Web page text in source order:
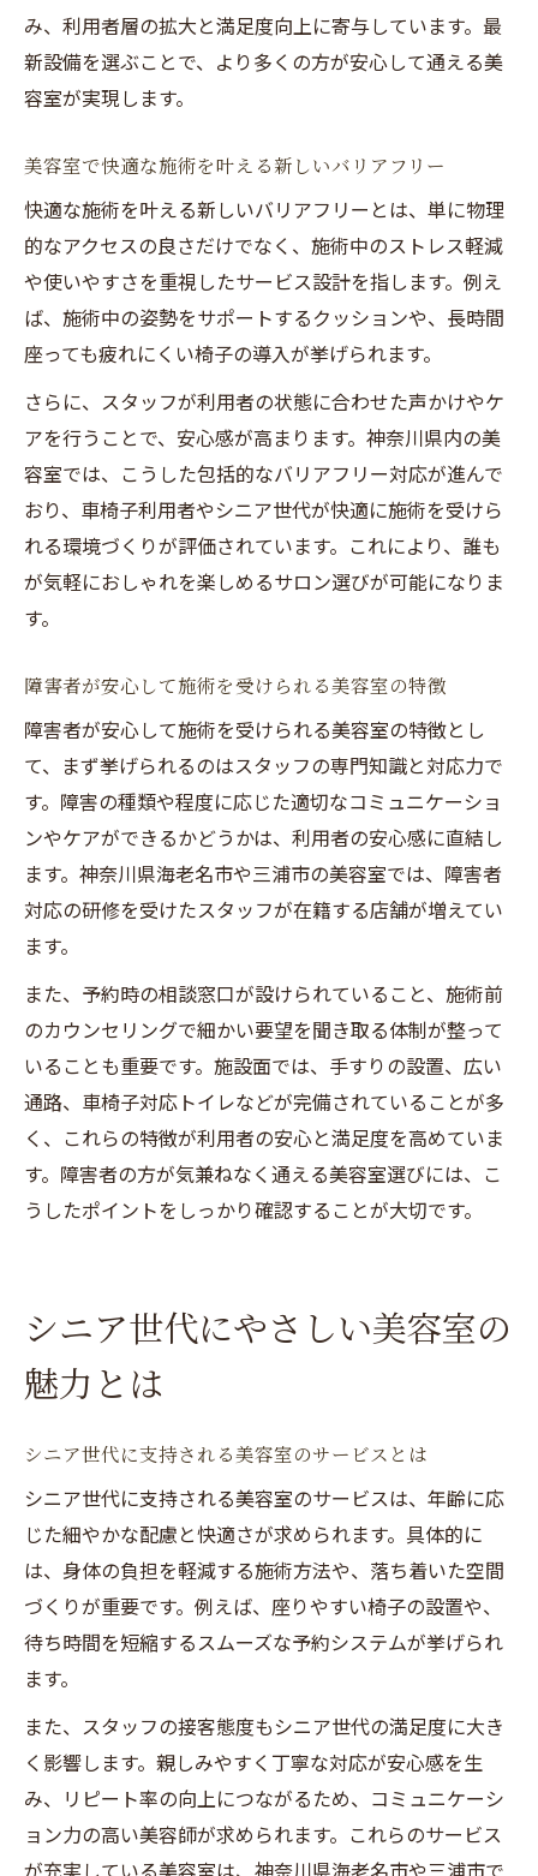
み、利用者層の拡大と満足度向上に寄与しています。最
新設備を選ぶことで、より多くの方が安心して通える美
容室が実現します。
美容室で快適な施術を叶える新しいバリアフリー
快適な施術を叶える新しいバリアフリーとは、単に物理
的なアクセスの良さだけでなく、施術中のストレス軽減
や使いやすさを重視したサービス設計を指します。例え
ば、施術中の姿勢をサポートするクッションや、長時間
座っても疲れにくい椅子の導入が挙げられます。
さらに、スタッフが利用者の状態に合わせた声かけやケ
アを行うことで、安心感が高まります。神奈川県内の美
容室では、こうした包括的なバリアフリー対応が進んで
おり、車椅子利用者やシニア世代が快適に施術を受けら
れる環境づくりが評価されています。これにより、誰も
が気軽におしゃれを楽しめるサロン選びが可能になりま
す。
障害者が安心して施術を受けられる美容室の特徴
障害者が安心して施術を受けられる美容室の特徴とし
て、まず挙げられるのはスタッフの専門知識と対応力で
す。障害の種類や程度に応じた適切なコミュニケーショ
ンやケアができるかどうかは、利用者の安心感に直結し
ます。神奈川県海老名市や三浦市の美容室では、障害者
対応の研修を受けたスタッフが在籍する店舗が増えてい
ます。
また、予約時の相談窓口が設けられていること、施術前
のカウンセリングで細かい要望を聞き取る体制が整って
いることも重要です。施設面では、手すりの設置、広い
通路、車椅子対応トイレなどが完備されていることが多
く、これらの特徴が利用者の安心と満足度を高めていま
す。障害者の方が気兼ねなく通える美容室選びには、こ
うしたポイントをしっかり確認することが大切です。
シニア世代にやさしい美容室の
魅力とは
シニア世代に支持される美容室のサービスとは
シニア世代に支持される美容室のサービスは、年齢に応
じた細やかな配慮と快適さが求められます。具体的に
は、身体の負担を軽減する施術方法や、落ち着いた空間
づくりが重要です。例えば、座りやすい椅子の設置や、
待ち時間を短縮するスムーズな予約システムが挙げられ
ます。
また、スタッフの接客態度もシニア世代の満足度に大き
く影響します。親しみやすく丁寧な対応が安心感を生
み、リピート率の向上につながるため、コミュニケーシ
ョン力の高い美容師が求められます。これらのサービス
が充実している美容室は、神奈川県海老名市や三浦市で